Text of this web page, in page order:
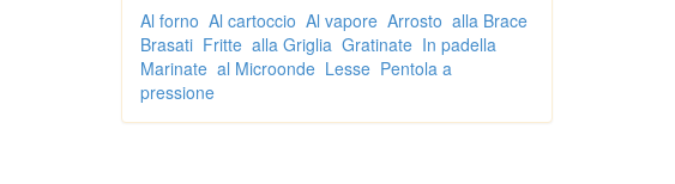
Al forno Al cartoccio Al vapore Arrosto alla Brace
Brasati Fritte alla Griglia Gratinate In padella
Marinate al Microonde Lesse Pentola a
pressione